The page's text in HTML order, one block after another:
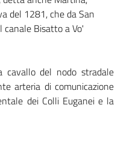
del 1281, che da San
canale Bisatto a Vo'
del nodo stradale
arteria di comunicazione
dei Colli Euganei e la